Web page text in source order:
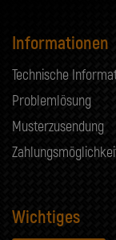
Informationen
Technische
Problemlösung
Musterzusendung
Wichtiges